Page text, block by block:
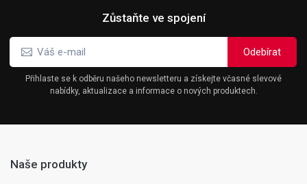
Zůstaňte ve spojení
Přihlaste se k odběru našeho newsletteru a získejte včasné slevové
nabídky, aktualizace a informace o nových produktech.
Naše produkty